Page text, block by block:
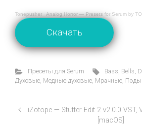
Tonepusher·Analog Horror — Presets for Serum by
Скачать
Пресеты для Serum Bass, Bells,
Духовые, Медные духовые, Мрачные, Пэды
iZotope — Stutter Edit 2 v2.0.0 VST,
[macOS]